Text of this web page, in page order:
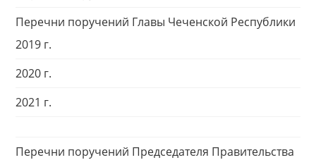
Перечни поручений Главы Чеченской Республики
2019 г.
2020 г.
2021 г.
Перечни поручений Председателя Правительства